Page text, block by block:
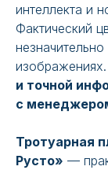
интеллекта и
Фактический
изображениях.
и точной
с
Тротуарная
Русто» —